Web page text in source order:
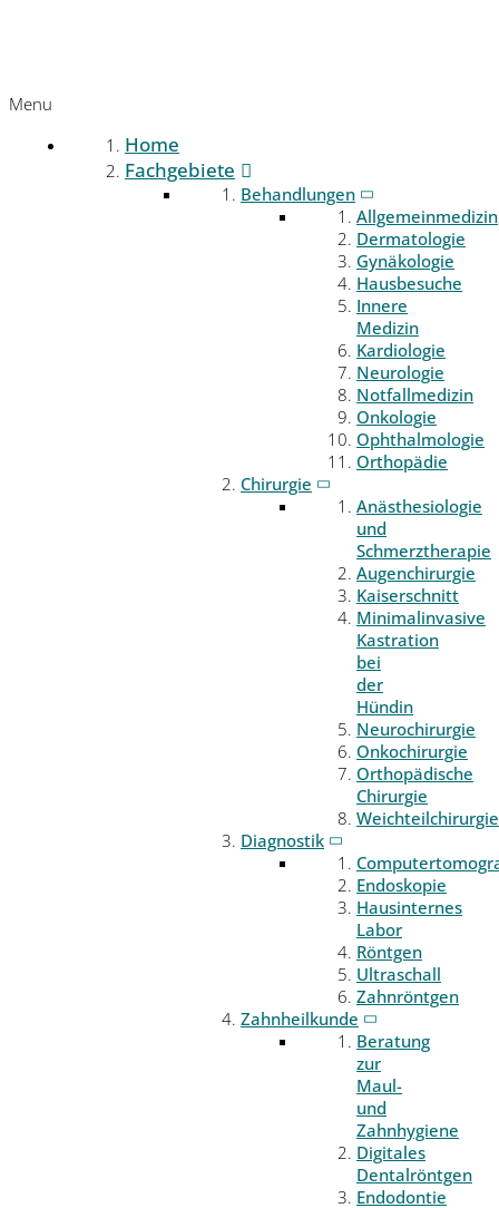
Menu
Home
Fachgebiete
Behandlungen
Allgemeinmedizin
Dermatologie
Gynäkologie
Hausbesuche
Innere
Medizin
Kardiologie
Neurologie
Notfallmedizin
Onkologie
Ophthalmologie
Orthopädie
Chirurgie
Anästhesiologie
und
Schmerztherapie
Augenchirurgie
Kaiserschnitt
Minimalinvasive
Kastration
bei
der
Hündin
Neurochirurgie
Onkochirurgie
Orthopädische
Chirurgie
Weichteilchirurgie
Diagnostik
Endoskopie
Hausinternes
Labor
Röntgen
Ultraschall
Zahnröntgen
Zahnheilkunde
Beratung
zur
Maul-
und
Zahnhygiene
Digitales
Dentalröntgen
Endodontie